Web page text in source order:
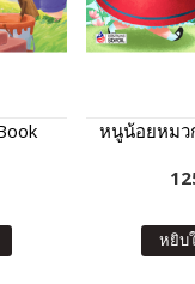
หนูน้อยหมว
หยิบ